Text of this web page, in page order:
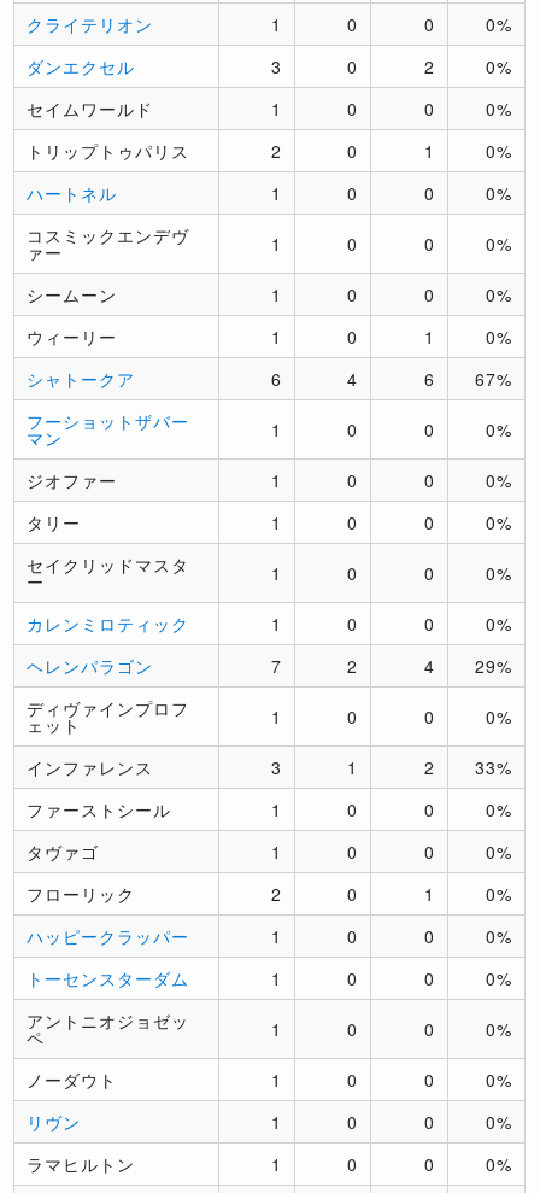
クライテリオン 1 0 0
0%
ダンエクセル
3 0 2
0%
セイムワールド
1 0 0
0%
トリップトゥパリス
2 0 1
0%
ハートネル
1 0 0
0%
コスミックエンデヴ
ァー 1 0 0 0%
シームーン 1 0 0
0%
ウィーリー
1 0 1
0%
シャトークア
6 4 6
67%
フーショットザバー
マン 1 0 0 0%
ジオファー 1 0 0
0%
タリー
1 0 0
0%
セイクリッドマスタ
ー 1 0 0 0%
カレンミロティック 1 0 0
0%
ヘレンパラゴン
7 2 4
29%
ディヴァインプロフ
ェット 1 0 0 0%
インファレンス 3 1 2
33%
ファーストシール
1 0 0
0%
タヴァゴ
1 0 0
0%
フローリック
2 0 1
0%
ハッピークラッパー
1 0 0
0%
トーセンスターダム
1 0 0
0%
アントニオジョゼッ
ペ 1 0 0 0%
ノーダウト 1 0 0
0%
リヴン
1 0 0
0%
ラマヒルトン
1 0 0 0%